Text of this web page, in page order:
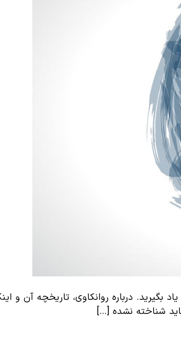
درباره روانکاوی، تاریخچه آن و
شناخته نشده […]